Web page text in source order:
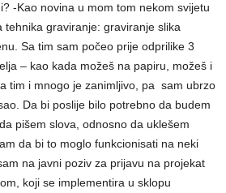
-Kao novina u mom tom nekom svijetu
tehnika graviranje: graviranje slika
Sa tim sam počeo prije odprilike 3
– kao kada možeš na papiru, možeš i
tim i mnogo je zanimljivo, pa sam ubrzo
Da bi poslije bilo potrebno da budem
pišem slova, odnosno da uklešem
da bi to moglo funkcionisati na neki
na javni poziv za prijavu na projekat
koji se implementira u sklopu